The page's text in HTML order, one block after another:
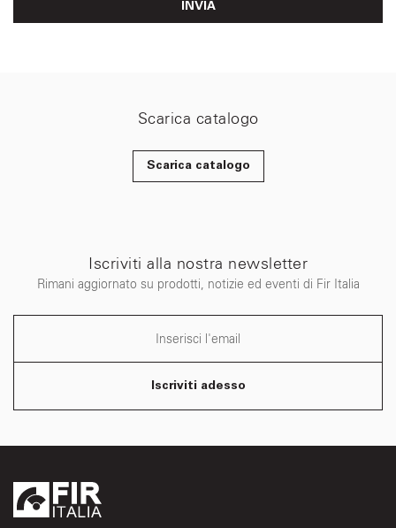
INVIA
Scarica catalogo
Scarica catalogo
Iscriviti alla nostra newsletter
Rimani aggiornato su prodotti, notizie ed eventi di Fir Italia
Iscriviti adesso